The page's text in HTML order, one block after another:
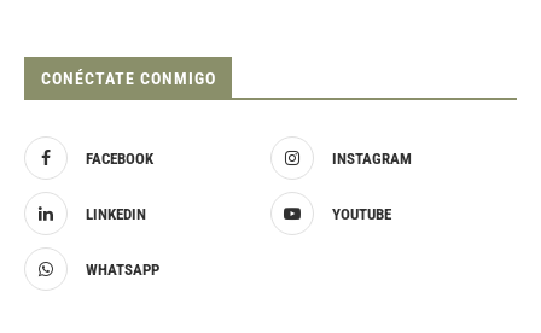
CONÉCTATE CONMIGO
FACEBOOK INSTAGRAM
LINKEDIN YOUTUBE
WHATSAPP